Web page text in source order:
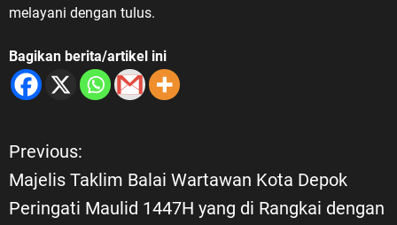
melayani dengan tulus.
Bagikan berita/artikel ini
N
a
Previous:
Majelis Taklim Balai Wartawan Kota Depok
Peringati Maulid 1447H yang di Rangkai dengan